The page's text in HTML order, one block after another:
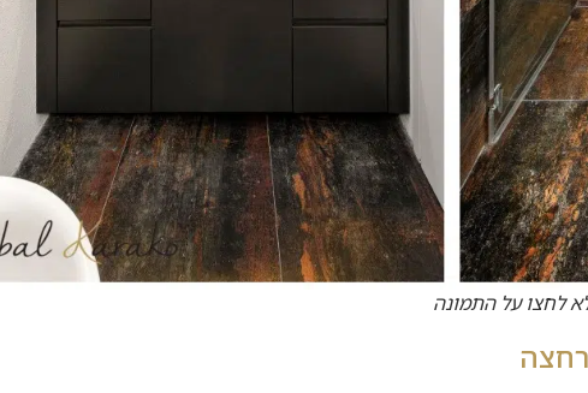
לחצו על התמונה